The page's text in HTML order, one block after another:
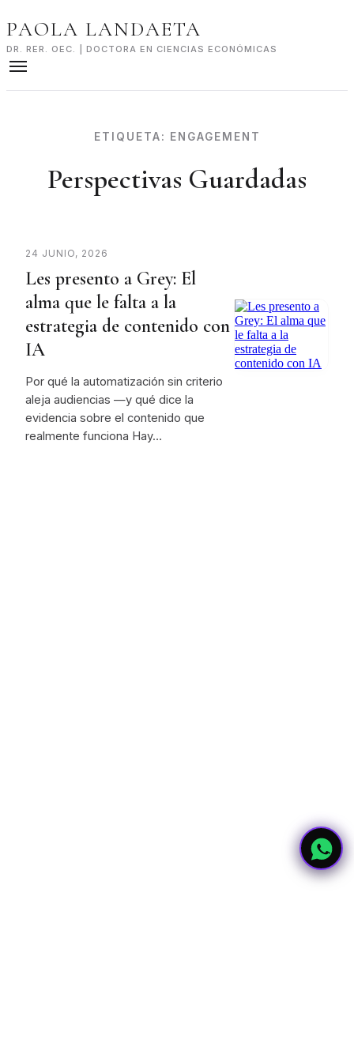
to
PAOLA LANDAETA
DR. RER. OEC. | DOCTORA EN CIENCIAS ECONÓMICAS
ETIQUETA: ENGAGEMENT
Perspectivas Guardadas
24 JUNIO, 2026
Les presento a Grey: El
alma que le falta a la
estrategia de contenido con
IA
Por qué la automatización sin criterio
aleja audiencias —y qué dice la
evidencia sobre el contenido que
realmente funciona Hay…